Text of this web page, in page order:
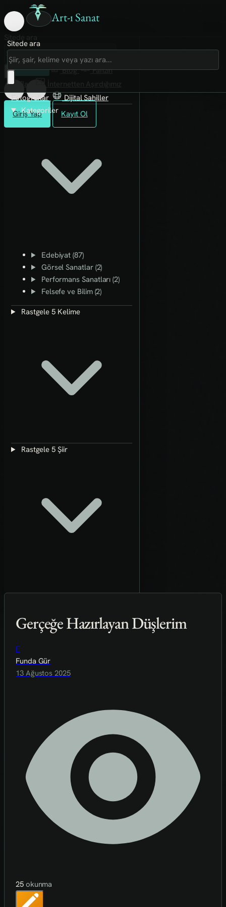
Art-ı Sanat
Giriş Yap Kayıt Ol
Sitede ara
Art-ı Sosyal
İmece
Kütüphane
Blog
Fanzin
Rafları
Fotoğraflar
Dijital Sahiller
Kategoriler
Edebiyat (87)
Görsel Sanatlar (2)
Performans Sanatları (2)
Felsefe ve Bilim (2)
Rastgele 5 Kelime
Rastgele 5 Şiir
Gerçeğe Hazırlayan Düşlerim
F
Funda Gür
13 Ağustos 2025
25 okunma